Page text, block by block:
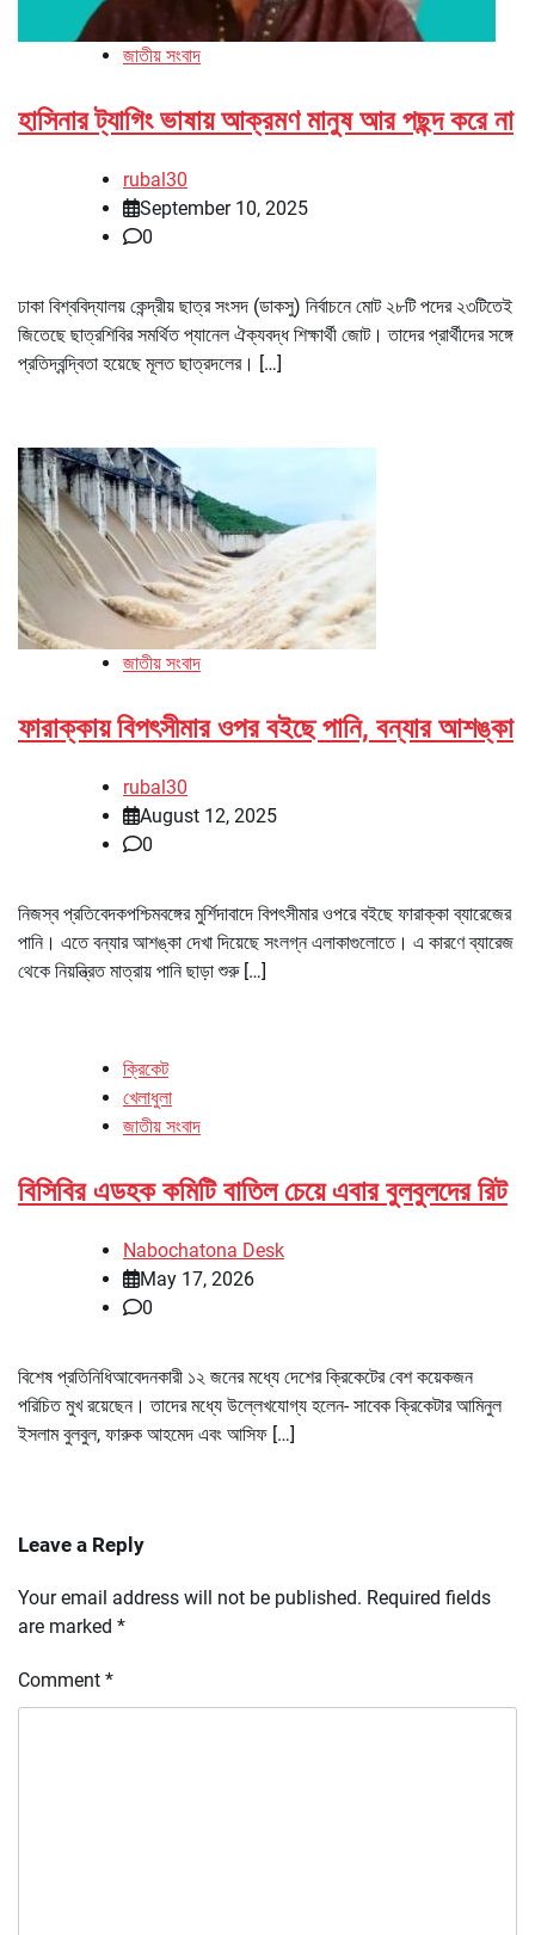
জাতীয় সংবাদ
হাসিনার ট্যাগিং ভাষায় আক্রমণ মানুষ আর পছন্দ করে না
rubal30
September 10, 2025
0
ঢাকা বিশ্ববিদ্যালয় কেন্দ্রীয় ছাত্র সংসদ (ডাকসু) নির্বাচনে মোট ২৮টি পদের ২৩টিতেই
জিতেছে ছাত্রশিবির সমর্থিত প্যানেল ঐক্যবদ্ধ শিক্ষার্থী জোট। তাদের প্রার্থীদের সঙ্গে
প্রতিদ্বন্দ্বিতা হয়েছে মূলত ছাত্রদলের। […]
জাতীয় সংবাদ
ফারাক্কায় বিপৎসীমার ওপর বইছে পানি, বন্যার আশঙ্কা
rubal30
August 12, 2025
0
নিজস্ব প্রতিবেদকপশ্চিমবঙ্গের মুর্শিদাবাদে বিপৎসীমার ওপরে বইছে ফারাক্কা ব্যারেজের
পানি। এতে বন্যার আশঙ্কা দেখা দিয়েছে সংলগ্ন এলাকাগুলোতে। এ কারণে ব্যারেজ
থেকে নিয়ন্ত্রিত মাত্রায় পানি ছাড়া শুরু […]
ক্রিকেট
খেলাধুলা
জাতীয় সংবাদ
বিসিবির এডহক কমিটি বাতিল চেয়ে এবার বুলবুলদের রিট
Nabochatona Desk
May 17, 2026
0
বিশেষ প্রতিনিধিআবেদনকারী ১২ জনের মধ্যে দেশের ক্রিকেটের বেশ কয়েকজন
পরিচিত মুখ রয়েছেন। তাদের মধ্যে উল্লেখযোগ্য হলেন- সাবেক ক্রিকেটার আমিনুল
ইসলাম বুলবুল, ফারুক আহমেদ এবং আসিফ […]
Leave a Reply
Your email address will not be published. Required fields
are marked *
Comment *